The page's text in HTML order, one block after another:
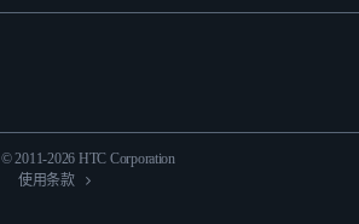
© 2011-2026 HTC Corporation
使用条款